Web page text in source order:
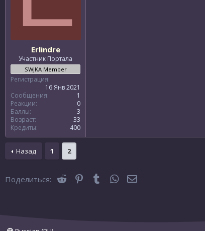
Erlindre
Участник Портала
SWJKA Member
Регистрация
16 Янв 2021
Сообщения
1
Реакции
0
Баллы
3
Возраст
33
Кредиты
400
Назад 1 2
Поделиться: Reddit Pinterest
TumblrWhatsAppЭлектронная почта